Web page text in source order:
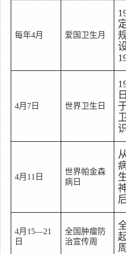
每年4月 爱国卫生月
4月 7 日 世界卫生日
4月 11 日
世界帕金森
病日
4月 15—21
日
全国肿瘤防
治宣传周